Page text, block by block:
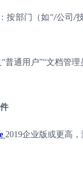
按部门（如“/公司/
“普通用户”“文档管理
2019企业版或更高，